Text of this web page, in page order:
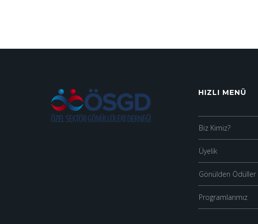
HIZLI MENÜ
Biz Kimiz?
Üyelik
Gönülden Ödüller
Programlarımız